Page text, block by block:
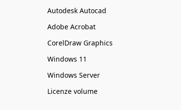
Autodesk Autocad
Adobe Acrobat
CorelDraw Graphics
Windows 11
Windows Server
Licenze volume